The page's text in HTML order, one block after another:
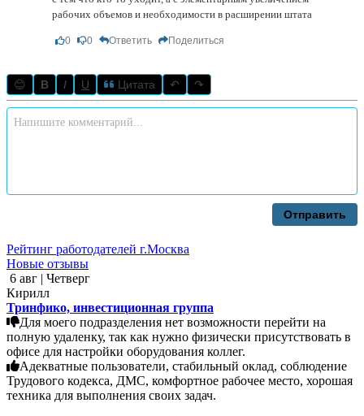
рабочих объемов и необходимости в расширении штата
0 0 Ответить Поделиться
😊 B I U Цитата ↶ ↷
Отправить
Рейтинг работодателей г.Москва
Новые отзывы
6 авг | Четверг
Кирилл
Тринфико, инвестиционная группа
Для моего подразделения нет возможности перейти на
полную удаленку, так как нужно физически присутствовать в
офисе для настройки оборудования коллег.
Адекватные пользователи, стабильный оклад, соблюдение
Трудового кодекса, ДМС, комфортное рабочее место, хорошая
техника для выполнения своих задач.